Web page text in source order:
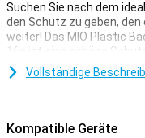
Suchen Sie nach dem
den Schutz zu geben,
weiter! Das MIO Plastic
16e ist eine schöne
so lange wie möglich hält.
aus Polycarbonat und ist
Vollständige
Kompatible Geräte